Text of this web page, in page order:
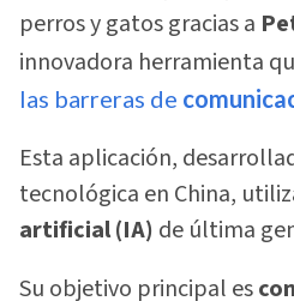
perros y gatos gracias a
innovadora herramienta
las barreras de
Esta aplicación,
tecnológica en China,
artificial (IA) de última
Su objetivo principal es